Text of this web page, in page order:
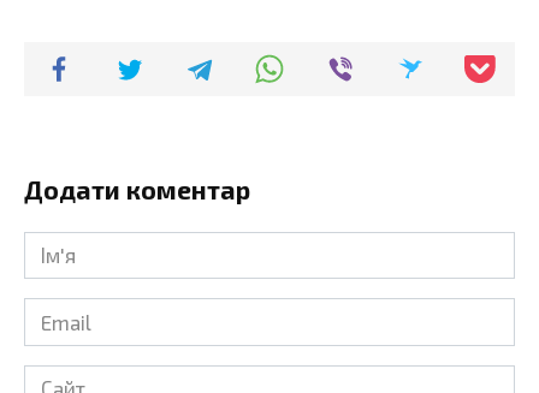
Додати коментар
Ім'я
Email
Сайт